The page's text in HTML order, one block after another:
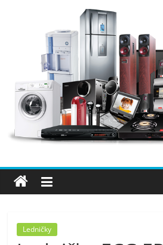
Elektro
OK
–
nejlepší
elektronika
Ledničky